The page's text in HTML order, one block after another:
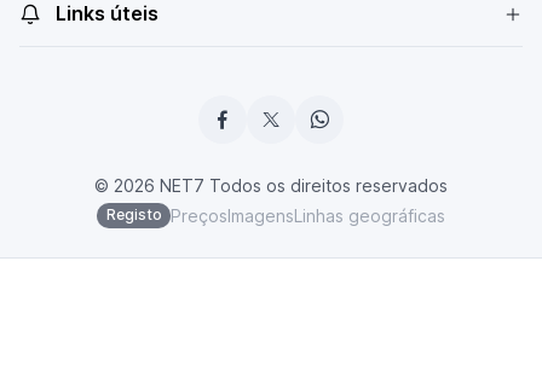
Links úteis
© 2026 NET7 Todos os direitos reservados
Registo PreçosImagensLinhas geográficas